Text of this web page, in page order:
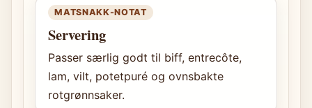
MATSNAKK-NOTAT
Servering
Passer særlig godt til biff, entrecôte,
lam, vilt, potetpuré og ovnsbakte
rotgrønnsaker.